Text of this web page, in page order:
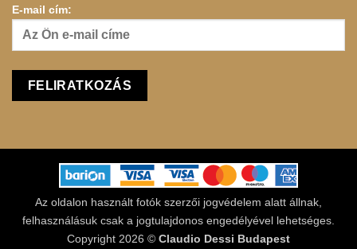
E-mail cím:
Az oldalon használt fotók szerzői jogvédelem alatt állnak,
felhasználásuk csak a jogtulajdonos engedélyével lehetséges.
Copyright 2026 © Claudio Dessi Budapest